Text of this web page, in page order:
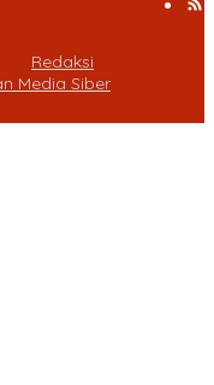
Redaksi
Media Siber